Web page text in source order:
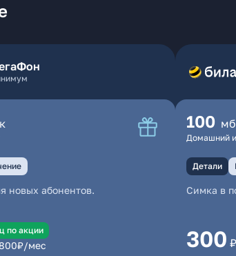
новых абонентов.
по акции
₽/мес
100
Домашний
Детали
Симка в
300